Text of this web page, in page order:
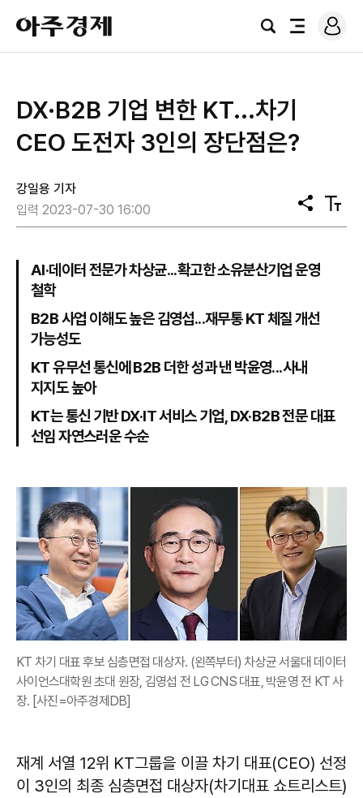
아
주
경
검
전
로
그
DX·B2B 기업 변한 KT...차기
CEO 도전자 3인의 장단점은?
강일용 기자
입력 2023-07-30 16:00
공
유
텍
스
AI·데이터 전문가 차상균...확고한 소유분산기업 운영
철학
B2B 사업 이해도 높은 김영섭...재무통 KT 체질 개선
가능성도
KT 유무선 통신에 B2B 더한 성과 낸 박윤영...사내
지지도 높아
KT는 통신 기반 DX·IT 서비스 기업, DX·B2B 전문 대표
선임 자연스러운 수순
KT 차기 대표 후보 심층면접 대상자. (왼쪽부터) 차상균 서울대 데이터
사이언스대학원 초대 원장, 김영섭 전 LG CNS 대표, 박윤영 전 KT 사
장. [사진=아주경제DB]
재계 서열 12위 KT그룹을 이끌 차기 대표(CEO) 선정
이 3인의 최종 심층면접 대상자(차기대표 쇼트리스트)